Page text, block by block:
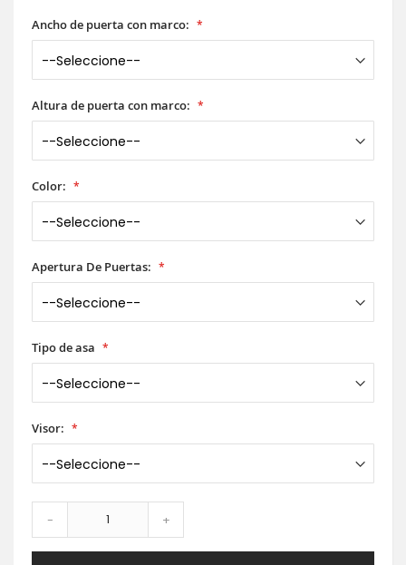
Ancho de puerta con marco:
Altura de puerta con marco:
Color:
Apertura De Puertas:
Tipo de asa
Visor:
- +